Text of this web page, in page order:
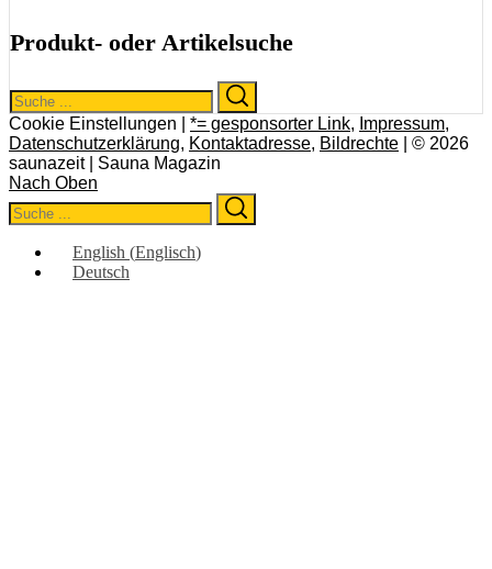
Produkt- oder Artikelsuche
Search
for:
Cookie Einstellungen | *= gesponsorter Link, Impressum,
Datenschutzerklärung, Kontaktadresse, Bildrechte | © 2026
saunazeit | Sauna Magazin
Nach Oben
Search
for:
English (Englisch)
Deutsch